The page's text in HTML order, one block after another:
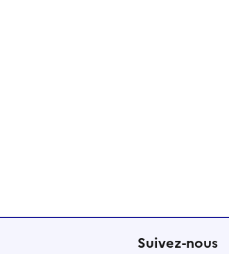
Suivez-nous